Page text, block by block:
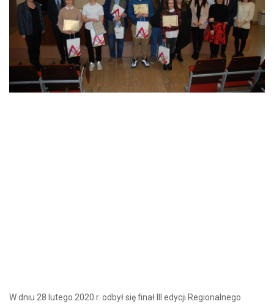
W dniu 28 lutego 2020 r. odbył się finał III edycji Regionalnego